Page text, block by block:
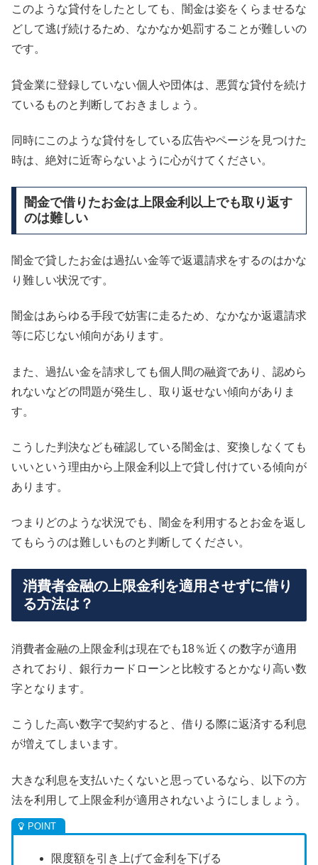
このような貸付をしたとしても、闇金は姿をくらませるな
どして逃げ続けるため、なかなか処罰することが難しいの
です。
貸金業に登録していない個人や団体は、悪質な貸付を続け
ているものと判断しておきましょう。
同時にこのような貸付をしている広告やページを見つけた
時は、絶対に近寄らないように心がけてください。
闇金で借りたお金は上限金利以上でも取り返す
のは難しい
闇金で貸したお金は過払い金等で返還請求をするのはかな
り難しい状況です。
闇金はあらゆる手段で妨害に走るため、なかなか返還請求
等に応じない傾向があります。
また、過払い金を請求しても個人間の融資であり、認めら
れないなどの問題が発生し、取り返せない傾向がありま
す。
こうした判決なども確認している闇金は、変換しなくても
いいという理由から上限金利以上で貸し付けている傾向が
あります。
つまりどのような状況でも、闇金を利用するとお金を返し
てもらうのは難しいものと判断してください。
消費者金融の上限金利を適用させずに借り
る方法は？
消費者金融の上限金利は現在でも18％近くの数字が適用
されており、銀行カードローンと比較するとかなり高い数
字となります。
こうした高い数字で契約すると、借りる際に返済する利息
が増えてしまいます。
大きな利息を支払いたくないと思っているなら、以下の方
法を利用して上限金利が適用されないようにしましょう。
限度額を引き上げて金利を下げる